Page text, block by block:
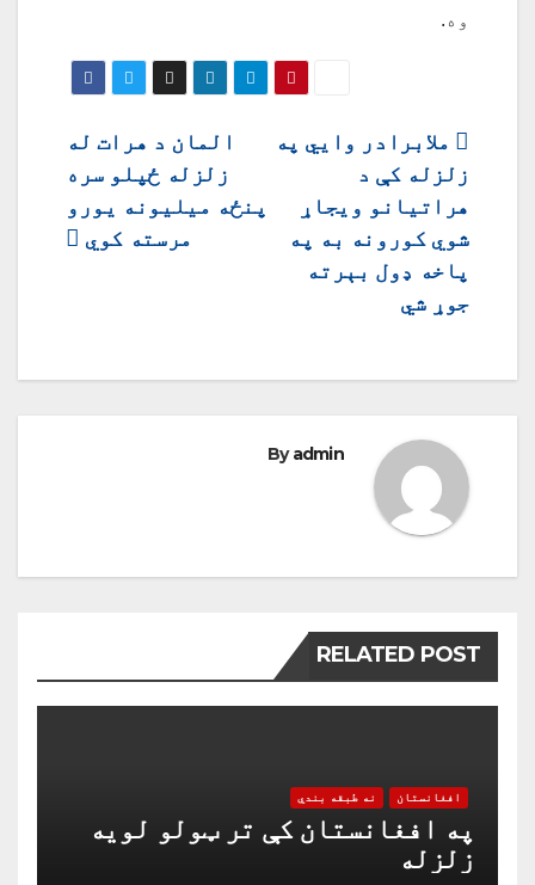
وه.
ليکنه
چليدنه
المان د هرات له
زلزله ځپلو سره
پنځه میلیونه یورو
مرسته کوي
ملابرادر وايي په
زلزله کې د
هراتیانو ویجاړ
شوي کورونه به په
پاخه ډول بېرته
جوړ شي
Byadmin
RELATED POST
افغانستان نه طبقه بندي
په افغانستان کې تر ټولو لویه
زلزله